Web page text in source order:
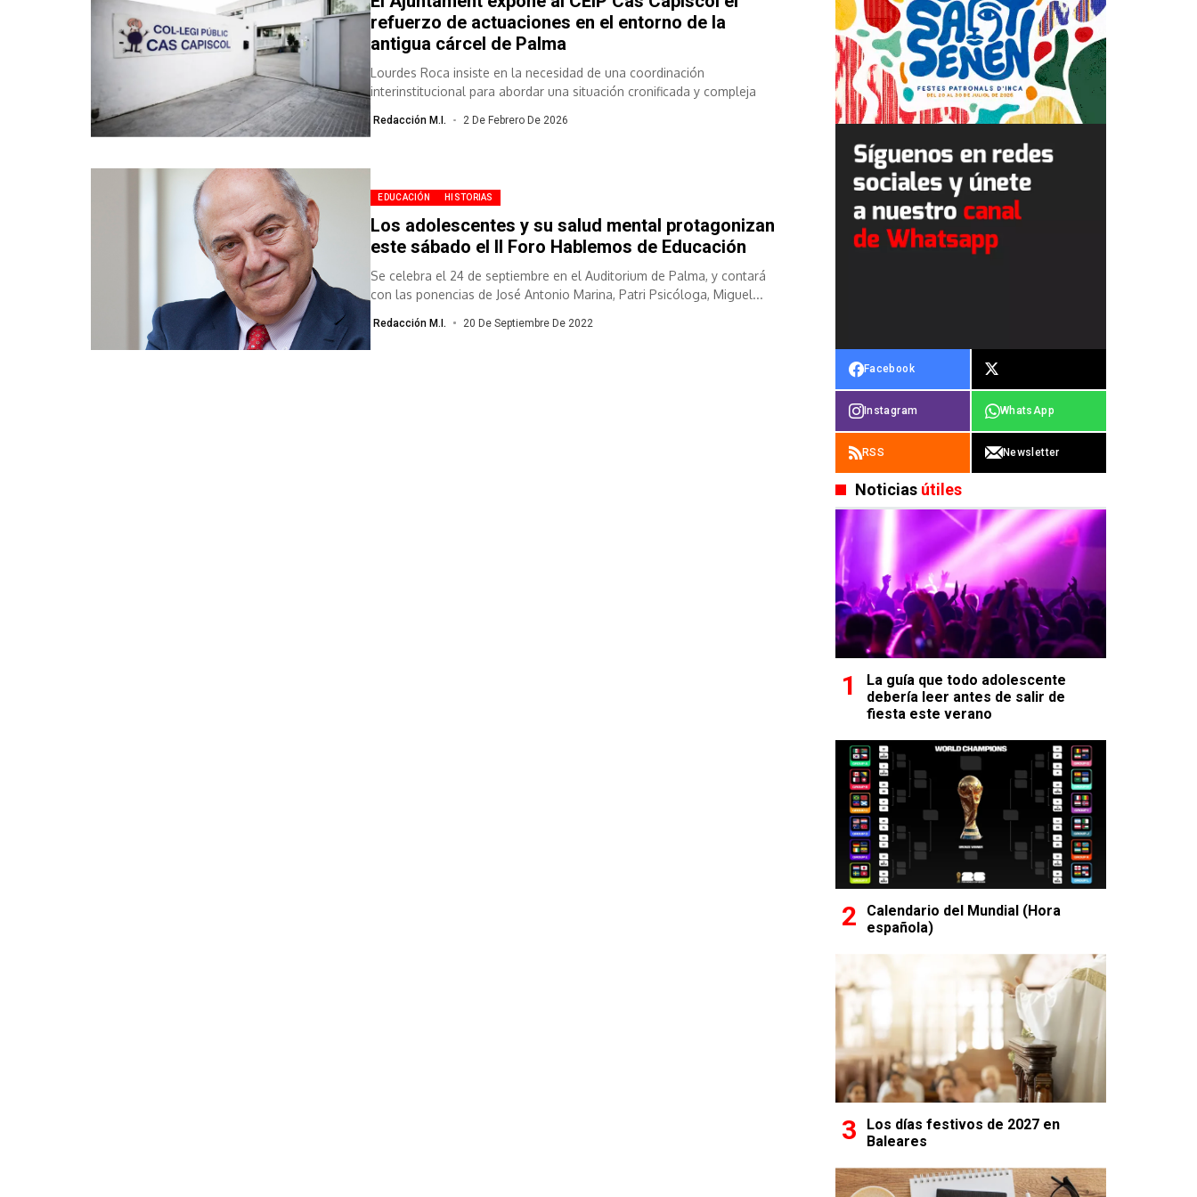
refuerzo de actuaciones en el entorno de la
antigua cárcel de Palma
Lourdes Roca insiste en la necesidad de una coordinación
interinstitucional para abordar una situación cronificada y compleja
Redacción M.I. 2 De Febrero De 2026
EDUCACIÓN HISTORIAS
Los adolescentes y su salud mental protagonizan
este sábado el II Foro Hablemos de Educación
Se celebra el 24 de septiembre en el Auditorium de Palma, y contará
con las ponencias de José Antonio Marina, Patri Psicóloga, Miguel...
Redacción M.I. 20 De Septiembre De 2022
Facebook
Instagram WhatsApp
RSS Newsletter
Noticias útiles
La guía que todo adolescente
debería leer antes de salir de
fiesta este verano
Calendario del Mundial (Hora
española)
Los días festivos de 2027 en
Baleares